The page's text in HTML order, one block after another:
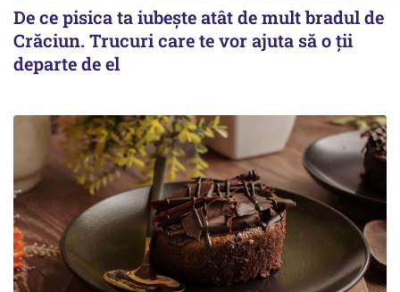
De ce pisica ta iubește atât de mult bradul de
Crăciun. Trucuri care te vor ajuta să o ții
departe de el